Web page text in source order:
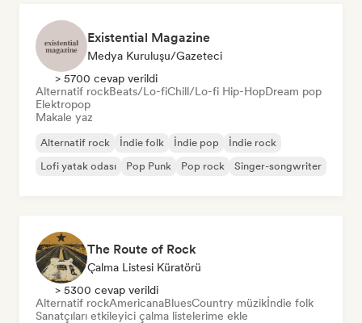
Existential Magazine
Medya Kuruluşu/Gazeteci
> 5700 cevap verildi
Alternatif rockBeats/Lo-fiChill/Lo-fi Hip-HopDream pop
Elektropop
Makale yaz
Alternatif rock İndie folk İndie pop
İndie rock
Lofi yatak odası
Pop Punk Pop rock Singer-songwriter
The Route of Rock
Çalma Listesi Küratörü
> 5300 cevap verildi
Alternatif rockAmericanaBluesCountry müzikİndie folk
Sanatçıları etkileyici çalma listelerime ekle